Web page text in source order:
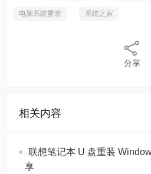
电脑系统重装 系统之家
分享
相关内容
联想笔记本 U 盘重装
享